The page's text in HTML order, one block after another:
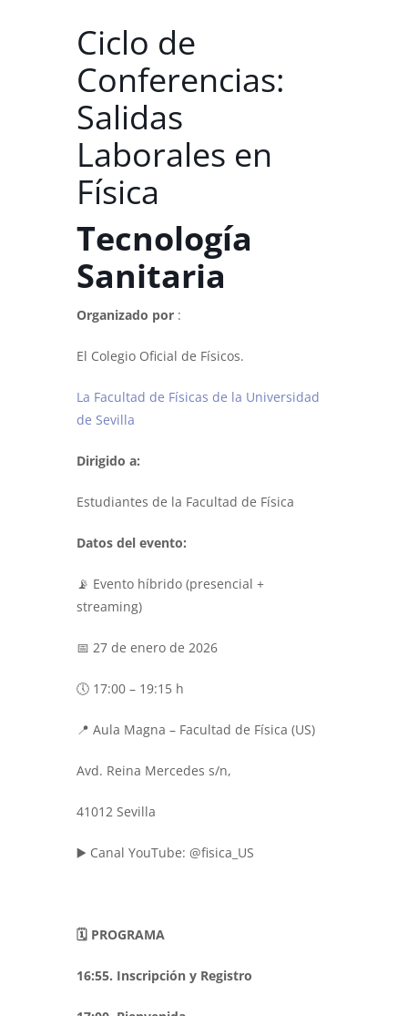
Ciclo de
Conferencias:
Salidas
Laborales en
Física
Tecnología
Sanitaria
Organizado por :
El Colegio Oficial de Físicos.
La Facultad de Físicas de la Universidad
de Sevilla
Dirigido a:
Estudiantes de la Facultad de Física
Datos del evento:
📡 Evento híbrido (presencial +
streaming)
📅 27 de enero de 2026
🕔 17:00 – 19:15 h
📍 Aula Magna – Facultad de Física (US)
Avd. Reina Mercedes s/n,
41012 Sevilla
▶️ Canal YouTube: @fisica_US
🗓️ PROGRAMA
16:55. Inscripción y Registro